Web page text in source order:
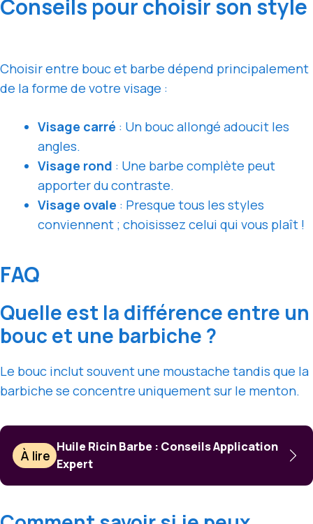
Conseils pour choisir son style
Choisir entre bouc et barbe dépend principalement
de la forme de votre visage :
Visage carré : Un bouc allongé adoucit les
angles.
Visage rond : Une barbe complète peut
apporter du contraste.
Visage ovale : Presque tous les styles
conviennent ; choisissez celui qui vous plaît !
FAQ
Quelle est la différence entre un
bouc et une barbiche ?
Le bouc inclut souvent une moustache tandis que la
barbiche se concentre uniquement sur le menton.
À lire
Huile Ricin Barbe : Conseils Application
Expert